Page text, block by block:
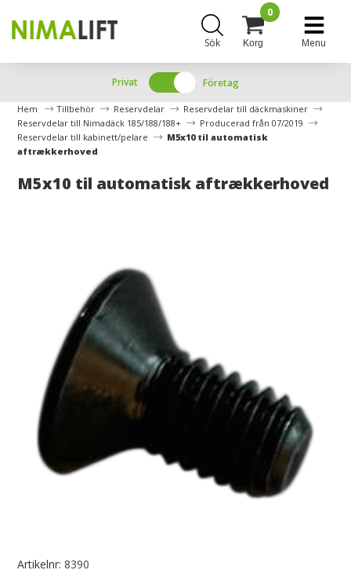
Sök Korg
0
Menu
Privat Företag
Hem Tillbehör Reservdelar
Reservdelar till däckmaskiner
Reservdelar till Nimadäck 185/188/188+
Producerad från 07/2019
Reservdelar till kabinett/pelare
M5x10 til automatisk
aftrækkerhoved
M5x10 til automatisk aftrækkerhoved
Artikelnr: 8390